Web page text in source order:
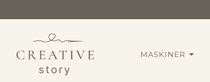
MASKINER